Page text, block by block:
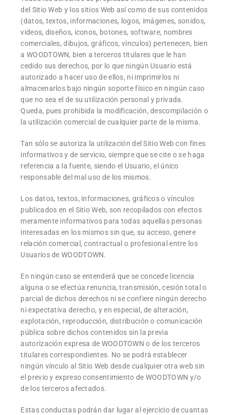
del Sitio Web y los sitios Web así como de sus contenidos
(datos, textos, informaciones, logos, imágenes, sonidos,
videos, diseños, iconos, botones, software, nombres
comerciales, dibujos, gráficos, vínculos) pertenecen, bien
a WOODTOWN, bien a terceros titulares que le han
cedido sus derechos, por lo que ningún Usuario está
autorizado a hacer uso de ellos, ni imprimirlos ni
almacenarlos bajo ningún soporte físico en ningún caso
que no sea el de su utilización personal y privada.
Queda, pues prohibida la modificación, descompilación o
la utilización comercial de cualquier parte de la misma.
Tan sólo se autoriza la utilización del Sitio Web con fines
informativos y de servicio, siempre que se cite o se haga
referencia a la fuente, siendo el Usuario, el único
responsable del mal uso de los mismos.
Los datos, textos, informaciones, gráficos o vínculos
publicados en el Sitio Web, son recopilados con efectos
meramente informativos para todas aquellas personas
interesadas en los mismos sin que, su acceso, genere
relación comercial, contractual o profesional entre los
Usuarios de WOODTOWN.
En ningún caso se entenderá que se concede licencia
alguna o se efectúa renuncia, transmisión, cesión total o
parcial de dichos derechos ni se confiere ningún derecho
ni expectativa derecho, y en especial, de alteración,
explotación, reproducción, distribución o comunicación
pública sobre dichos contenidos sin la previa
autorización expresa de WOODTOWN o de los terceros
titulares correspondientes. No se podrá establecer
ningún vínculo al Sitio Web desde cualquier otra web sin
el previo y expreso consentimiento de WOODTOWN y/o
de los terceros afectados.
Estas conductas podrán dar lugar al ejercicio de cuantas